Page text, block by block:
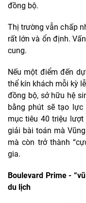
đồng bộ.
Thị trường vẫn chấp
rất lớn và ổn định.
cung.
Nếu một điểm đến
thể kín khách mỗi kỳ
đồng bộ, sở hữu hệ
bằng phút sẽ tạo
mục tiêu 40 triệu lượt
giải bài toán mà
mà còn trở thành
gia.
Boulevard Prime -
du lịch